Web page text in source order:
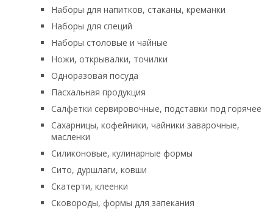
Наборы для напитков, стаканы, креманки
Наборы для специй
Наборы столовые и чайные
Ножи, открывалки, точилки
Одноразовая посуда
Пасхальная продукция
Салфетки сервировочные, подставки под горячее
Сахарницы, кофейники, чайники заварочные,
масленки
Силиконовые, кулинарные формы
Сито, дуршлаги, ковши
Скатерти, клеенки
Сковороды, формы для запекания